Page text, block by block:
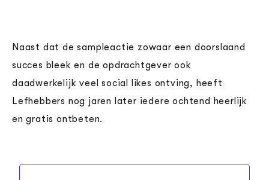
Naast dat de sampleactie zowaar een doorslaand
succes bleek en de opdrachtgever ook
daadwerkelijk veel social likes ontving, heeft
Lefhebbers nog jaren later iedere ochtend heerlijk
en gratis ontbeten.